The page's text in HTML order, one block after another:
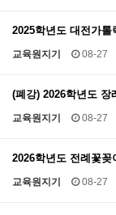
2025학년도 대전가
교육원지기 08-27
(폐강) 2026학년도
교육원지기 08-27
2026학년도 전례꽃
교육원지기 08-27